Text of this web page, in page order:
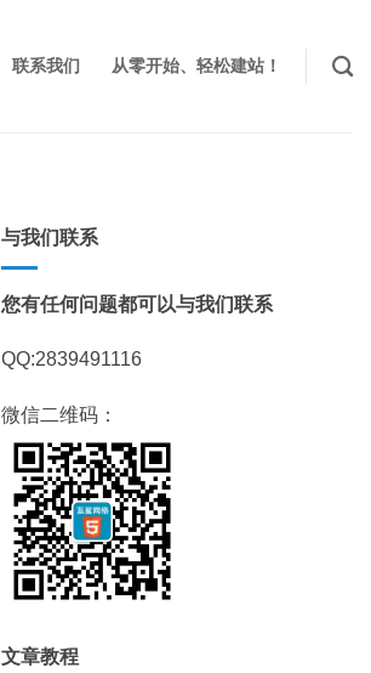
联系我们 从零开始、轻松建站！
与我们联系
您有任何问题都可以与我们联系
QQ:2839491116
微信二维码：
文章教程